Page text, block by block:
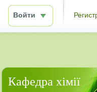
Войти
Кафедра хімії